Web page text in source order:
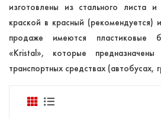
изготовлены из стального листа
краской в красный (рекомендуется)
продаже имеются пластиковые
«Kristal», которые
транспортных средствах (автобусах,